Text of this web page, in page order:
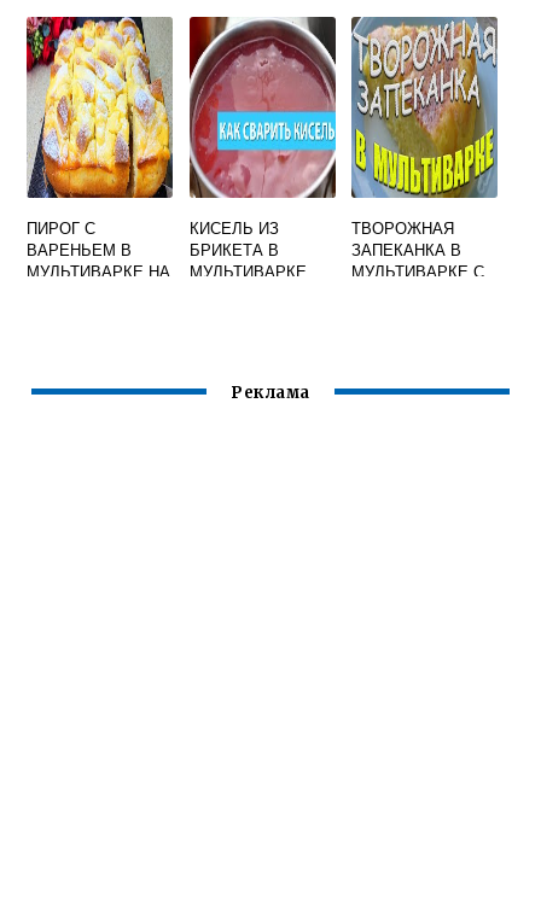
МУЛЬТИВАРКЕ
ПИРОГ С
ВАРЕНЬЕМ В
МУЛЬТИВАРКЕ НА
КИСЕЛЬ ИЗ
БРИКЕТА В
МУЛЬТИВАРКЕ
ТВОРОЖНАЯ
ЗАПЕКАНКА В
МУЛЬТИВАРКЕ С
Реклама